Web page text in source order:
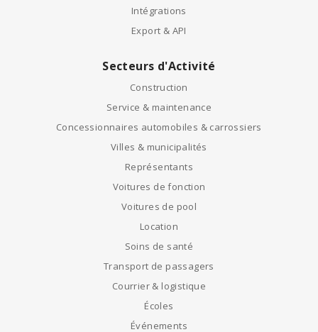
Intégrations
Export & API
Secteurs d'Activité
Construction
Service & maintenance
Concessionnaires automobiles & carrossiers
Villes & municipalités
Représentants
Voitures de fonction
Voitures de pool
Location
Soins de santé
Transport de passagers
Courrier & logistique
Écoles
Événements